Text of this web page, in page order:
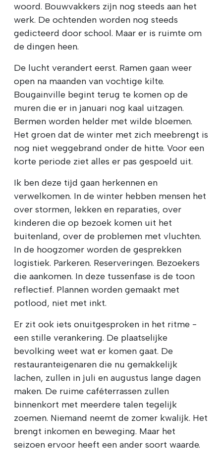
woord. Bouwvakkers zijn nog steeds aan het
werk. De ochtenden worden nog steeds
gedicteerd door school. Maar er is ruimte om
de dingen heen.
De lucht verandert eerst. Ramen gaan weer
open na maanden van vochtige kilte.
Bougainville begint terug te komen op de
muren die er in januari nog kaal uitzagen.
Bermen worden helder met wilde bloemen.
Het groen dat de winter met zich meebrengt is
nog niet weggebrand onder de hitte. Voor een
korte periode ziet alles er pas gespoeld uit.
Ik ben deze tijd gaan herkennen en
verwelkomen. In de winter hebben mensen het
over stormen, lekken en reparaties, over
kinderen die op bezoek komen uit het
buitenland, over de problemen met vluchten.
In de hoogzomer worden de gesprekken
logistiek. Parkeren. Reserveringen. Bezoekers
die aankomen. In deze tussenfase is de toon
reflectief. Plannen worden gemaakt met
potlood, niet met inkt.
Er zit ook iets onuitgesproken in het ritme -
een stille verankering. De plaatselijke
bevolking weet wat er komen gaat. De
restauranteigenaren die nu gemakkelijk
lachen, zullen in juli en augustus lange dagen
maken. De ruime caféterrassen zullen
binnenkort met meerdere talen tegelijk
zoemen. Niemand neemt de zomer kwalijk. Het
brengt inkomen en beweging. Maar het
seizoen ervoor heeft een ander soort waarde.